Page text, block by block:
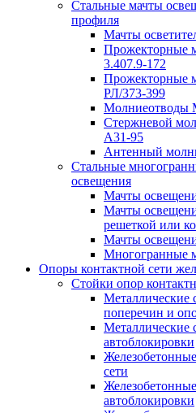
Стальные мачты
профиля
Мачты
Прожекторные
3.407.9-172
Прожекторные
РЛ/373-399
Молниеотводы
Стержневой
А31-95
Антенный
Стальные
освещения
Мачты
Мачты
решеткой или
Мачты
Многогранные
Опоры контактной сети
Стойки опор
Металлические
поперечин и
Металлические
автоблокировки
сети
автоблокировки